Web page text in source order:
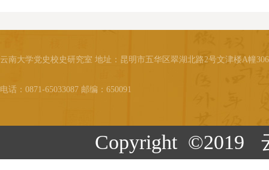
云南大学党史校史研究室 地址：昆明市五华区翠湖北路2号文津楼A幢
电话：0871-65033087 邮编：650091
Copyright ©2019